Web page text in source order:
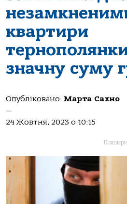
квартири
значну суму
Опубліковано: Марта Сахно
—
24 Жовтня, 2023 о 10:15